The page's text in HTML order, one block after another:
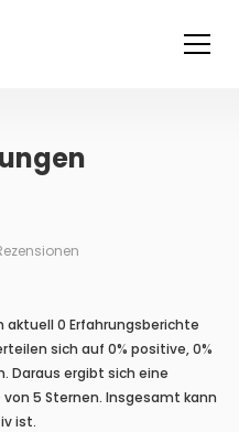
aktuell 0 Erfahrungsberichte
sich auf 0% positive, 0%
Daraus ergibt sich eine
5 Sternen. Insgesamt kann
ist.